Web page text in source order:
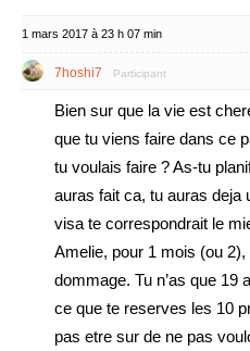
1 mars 2017 à 23 h 07 min
7hoshi7 Participant
Bien sur que la vie est
que tu viens faire dans ce
tu voulais faire ? As-tu
auras fait ca, tu auras deja
visa te correspondrait le
Amelie, pour 1 mois (ou
dommage. Tu n’as que 19
ce que te reserves les 10
pas etre sur de ne pas